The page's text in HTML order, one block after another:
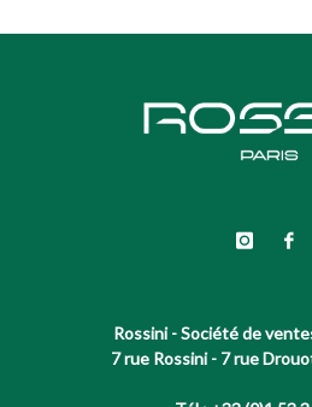
Rossini - Société de
7 rue Rossini - 7 rue